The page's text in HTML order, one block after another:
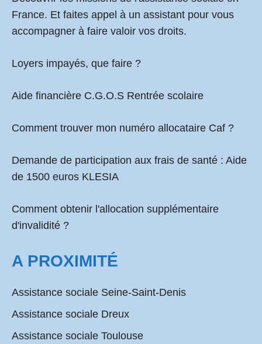
France. Et faites appel à un assistant pour vous
accompagner à faire valoir vos droits.
Loyers impayés, que faire ?
Aide financière C.G.O.S Rentrée scolaire
Comment trouver mon numéro allocataire Caf ?
Demande de participation aux frais de santé : Aide
de 1500 euros KLESIA
Comment obtenir l'allocation supplémentaire
d'invalidité ?
A PROXIMITÉ
Assistance sociale Seine-Saint-Denis
Assistance sociale Dreux
Assistance sociale Toulouse